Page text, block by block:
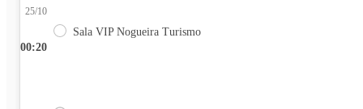
00:20
25/10
Sala VIP Nogueira Turismo